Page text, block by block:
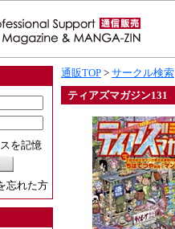
を記憶
忘れた方
通販TOP > サークル検索
ティアズマガジン131